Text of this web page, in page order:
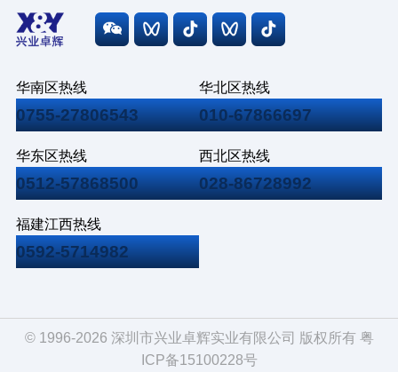
华南区热线
0755-27806543
华北区热线
010-67866697
华东区热线
0512-57868500
西北区热线
028-86728992
福建江西热线
0592-5714982
© 1996-2026 深圳市兴业卓辉实业有限公司 版权所有 粤
ICP备15100228号